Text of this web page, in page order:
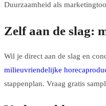
Duurzaamheid als
Zelf aan de slag:
Wil je direct aan de slag en
milieuvriendelijke
stappenplan. Vraag gratis